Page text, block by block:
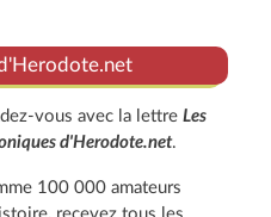
vous avec la lettre Les
d'Herodote.net.
100 000 amateurs